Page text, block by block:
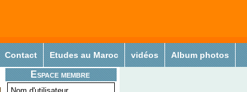
Contact Etudes au Maroc vidéos Album photos
Espace membre